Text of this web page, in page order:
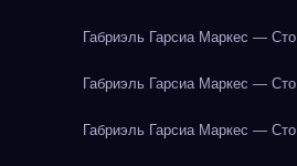
Габриэль Гарсиа Маркес —
Габриэль Гарсиа Маркес —
Габриэль Гарсиа Маркес —